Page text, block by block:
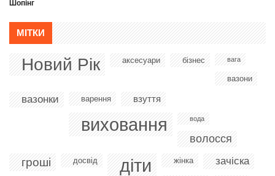
Шопінг
МІТКИ
Новий Рік аксесуари бізнес вага
вазони
вазонки варення взуття
виховання вода
волосся
гроші досвід діти жінка зачіска